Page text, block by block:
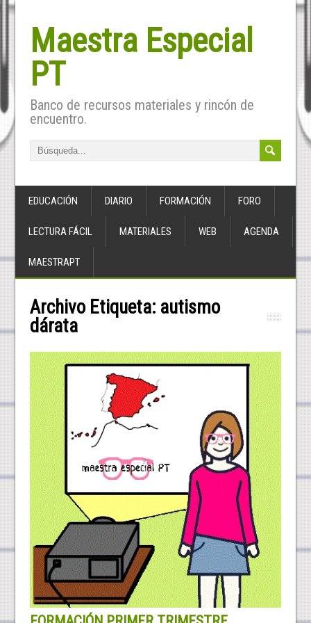
Maestra Especial
PT
Banco de recursos materiales y rincón de
encuentro.
EDUCACIÓN DIARIO FORMACIÓN FORO
LECTURA FÁCIL MATERIALES WEB AGENDA
MAESTRAPT
Archivo Etiqueta: autismo
dárata